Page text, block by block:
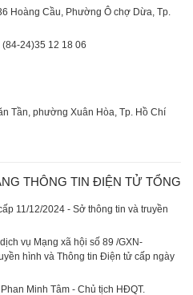
Hoàng Cầu, Phường Ô chợ Dừa, Tp.
| (84-24)35 12 18 06
Tần, phường Xuân Hòa, Tp. Hồ Chí
THÔNG TIN ĐIỆN TỬ TỔNG
11/12/2024 - Sở thông tin và truyền
vụ Mạng xã hội số 89 /GXN-
hình và Thông tin Điện tử cấp ngày
Minh Tâm - Chủ tịch HĐQT.